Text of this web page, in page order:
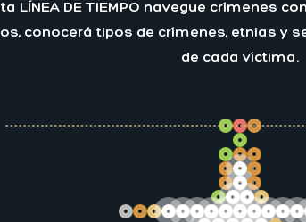
LÍNEA DE TIEMPO navegue crímenes
conocerá tipos de crímenes, etnias
de cada víctima.